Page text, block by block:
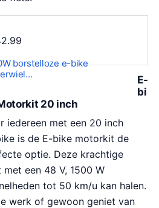
borstelloze e-bike
E-
bi
20 inch
iedereen met een 20 inch
is de E-bike motorkit de
optie. Deze krachtige
een 48 V, 1500 W
tot 50 km/u kan halen.
werk of gewoon geniet van